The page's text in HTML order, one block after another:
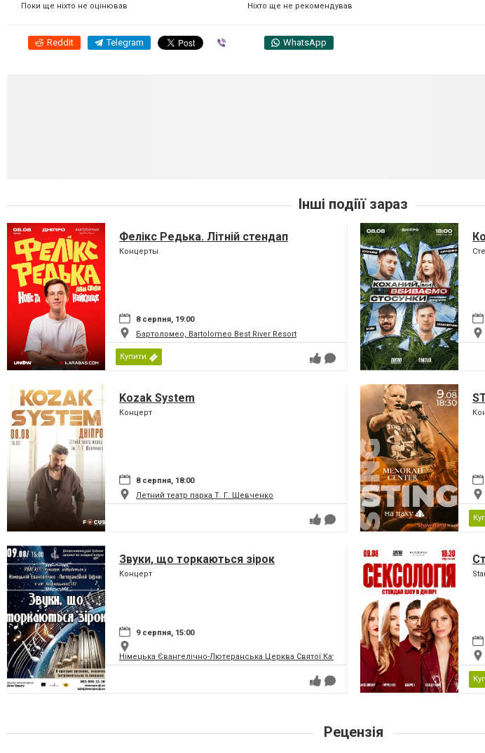
Поки ще ніхто не оцінював Ніхто ще не рекомендував
Reddit Telegram WhatsApp
Інші подіїї зараз
Фелікс Редька. Літній стендап
Концерты
8 серпня, 19:00
Бартоломео, Bartolomeo Best River Resort
Купити
Kozak System
Концерт
8 серпня, 18:00
Летний театр парка Т. Г. Шевченко
Звуки, що торкаються зірок
Концерт
9 серпня, 15:00
Німецька Євангелічно-Лютеранська Церква Святої Катерини (Кірха Святої Катерини)
Рецензія